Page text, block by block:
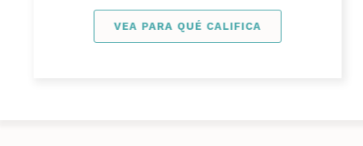
VEA PARA QUÉ CALIFICA